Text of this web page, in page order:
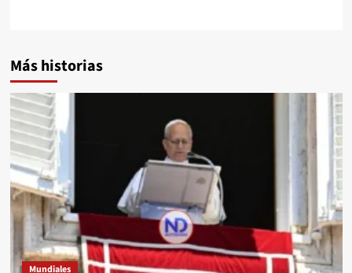
Más historias
Mundiales